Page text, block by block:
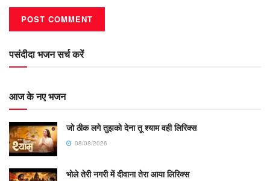
पसंदीदा भजन सर्च करें
आज के नए भजन
जो ठीक लगे तुझको देना तू श्याम वही लिरिक्स
08/08/2026
भोले तेरी नगरी में दीवाना तेरा आया लिरिक्स